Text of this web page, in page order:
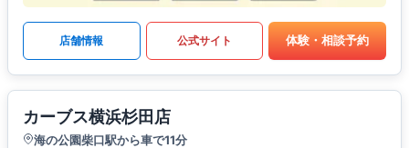
店舗情報 公式サイト 体験・相談予約
カーブス横浜杉田店
海の公園柴口駅から車で11分